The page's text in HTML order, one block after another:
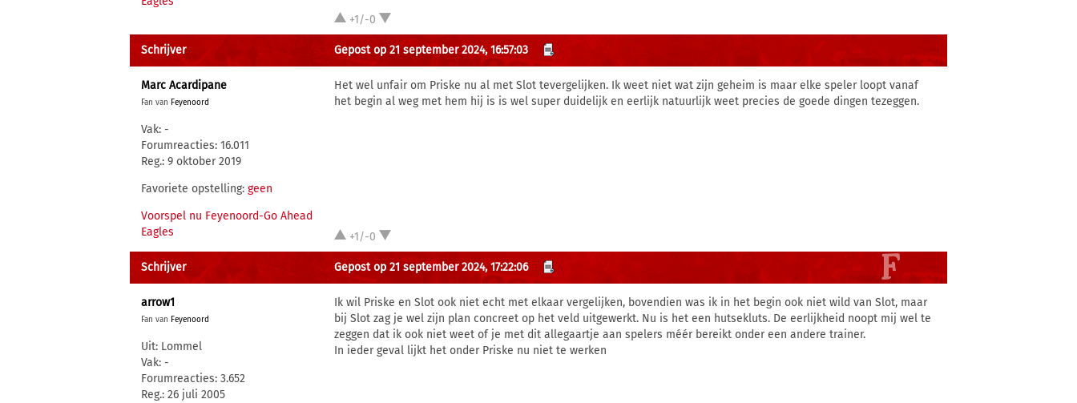
+1/-0
Schrijver Gepost op 21 september 2024, 16:57:03
Marc Acardipane
Fan van Feyenoord
Vak: -
Forumreacties: 16.011
Reg.: 9 oktober 2019
Favoriete opstelling: geen
Voorspel nu Feyenoord-Go Ahead
Eagles
Het wel unfair om Priske nu al met Slot tevergelijken. Ik weet niet wat zijn geheim is maar elke speler loopt vanaf
het begin al weg met hem hij is is wel super duidelijk en eerlijk natuurlijk weet precies de goede dingen tezeggen.
+1/-0
Schrijver Gepost op 21 september 2024, 17:22:06
arrow1
Fan van Feyenoord
Uit: Lommel
Vak: -
Forumreacties: 3.652
Reg.: 26 juli 2005
Ik wil Priske en Slot ook niet echt met elkaar vergelijken, bovendien was ik in het begin ook niet wild van Slot, maar
bij Slot zag je wel zijn plan concreet op het veld uitgewerkt. Nu is het een hutsekluts. De eerlijkheid noopt mij wel te
zeggen dat ik ook niet weet of je met dit allegaartje aan spelers méér bereikt onder een andere trainer.
In ieder geval lijkt het onder Priske nu niet te werken